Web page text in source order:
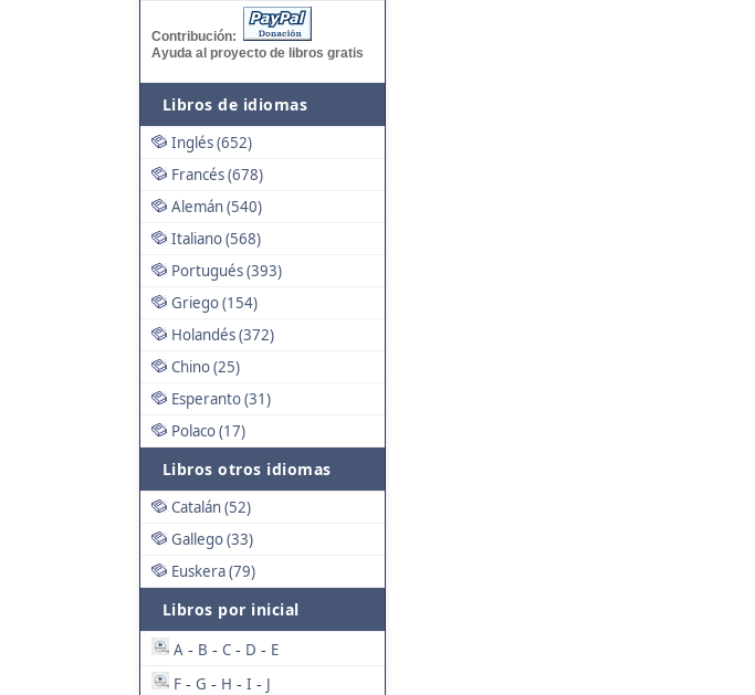
Contribución:
Ayuda al proyecto de libros gratis
Libros de idiomas
Inglés (652)
Francés (678)
Alemán (540)
Italiano (568)
Portugués (393)
Griego (154)
Holandés (372)
Chino (25)
Esperanto (31)
Polaco (17)
Libros otros idiomas
Catalán (52)
Gallego (33)
Euskera (79)
Libros por inicial
A - B - C - D - E
F - G - H - I - J